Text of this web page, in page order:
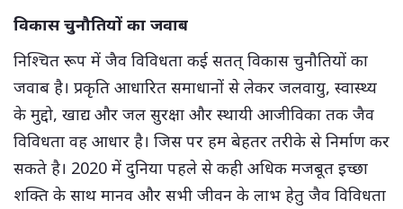
विकास चुनौतियों का जवाब
निश्चित रूप में जैव विविधता कई सतत् विकास चुनौतियों का
जवाब है। प्रकृति आधारित समाधानों से लेकर जलवायु, स्वास्थ्य
के मुद्दो, खाद्य और जल सुरक्षा और स्थायी आजीविका तक जैव
विविधता वह आधार है। जिस पर हम बेहतर तरीके से निर्माण कर
सकते है। 2020 में दुनिया पहले से कही अधिक मजबूत इच्छा
शक्ति के साथ मानव और सभी जीवन के लाभ हेतु जैव विविधता